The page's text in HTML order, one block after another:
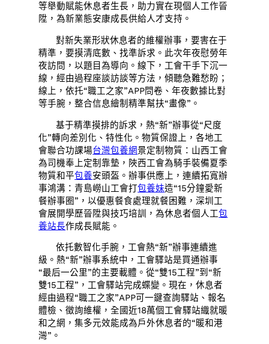
等舉動賦能休息者生長，助力實在現個人工作晉
陞，為新業態安康成長供給人才支持。
對新失業形狀休息者的維權辦事，要害在于
精準，要摸清底數、找準訴求。此次年夜慰勞年
夜訪問，以題目為導向。線下，工會干手下沉一
線，經由過程座談訪談等方法，傾聽急難愁盼；
線上，依托“職工之家”APP問卷、年夜數據比對
等手腕，整合信息繪制精準幫扶“畫像”。
基于精準摸排的訴求，熱“新”辦事從“尺度
化”轉向差別化、特性化。物質保證上，各地工
會聯合功課場台灣包養網景定制物質：山西工會
為司機奉上定制靠墊，陜西工會為騎手裝備夏季
物質和平包養安頭盔。辦事供應上，連續拓寬辦
事鴻溝：青島嶗山工會打包養妹造“15分鐘愛新
餐辦事圈”，以優惠餐食處理就餐困難，深圳工
會展開學歷晉陞與技巧培訓，為休息者個人工包
養站長作成長賦能。
依托數智化手腕，工會熱“新”辦事連續進
級。熱“新”辦事系統中，工會驛站是買通辦事
“最后一公里”的主要載體。從“雙15工程”到“新
雙15工程”，工會驛站完成蝶變。現在，休息者
經由過程“職工之家”APP可一鍵查詢驛站、報名
體檢、徵詢維權，全國近18萬個工會驛站織就暖
和之網，集多元效能成為戶外休息者的“暖和港
灣”。